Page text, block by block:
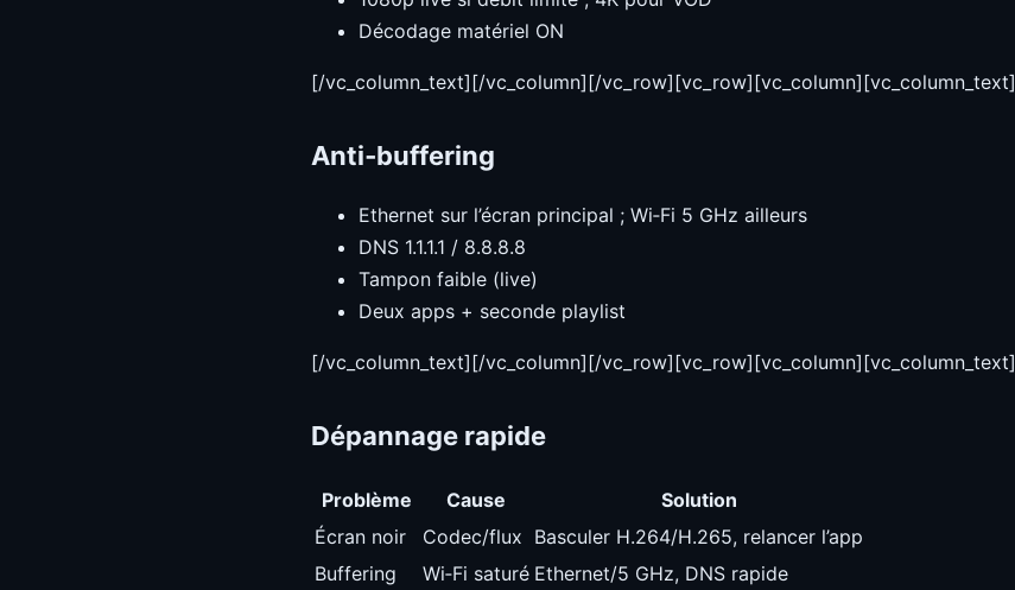
Décodage matériel ON
[/vc_column_text][/vc_column][/vc_row][vc_row][vc_column][vc_column_text]
Anti‑buffering
Ethernet sur l’écran principal ; Wi‑Fi 5 GHz ailleurs
DNS 1.1.1.1 / 8.8.8.8
Tampon faible (live)
Deux apps + seconde playlist
[/vc_column_text][/vc_column][/vc_row][vc_row][vc_column][vc_column_text]
Dépannage rapide
Problème Cause
Solution
Écran noir
Codec/flux Basculer H.264/H.265, relancer l’app
Buffering
Wi‑Fi saturé Ethernet/5 GHz, DNS rapide